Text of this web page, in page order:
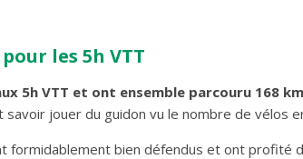
les 5h VTT
5h VTT et ont ensemble parcouru 168 km
jouer du guidon vu le nombre de vélos
formidablement bien défendus et ont profité